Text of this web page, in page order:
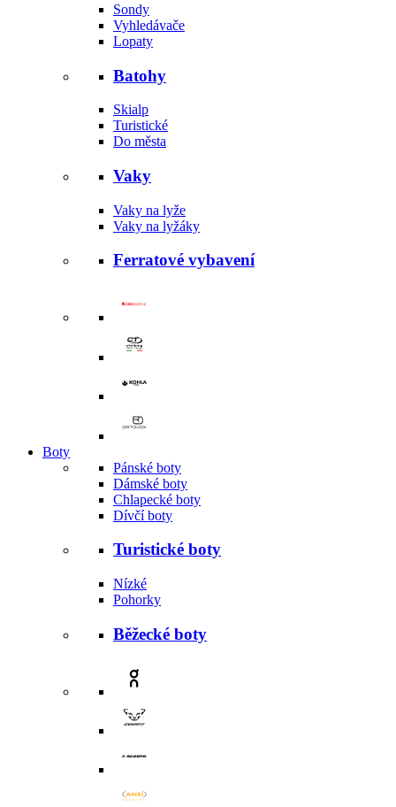
Sondy
Vyhledávače
Lopaty
Batohy
Skialp
Turistické
Do města
Vaky
Vaky na lyže
Vaky na lyžáky
Ferratové vybavení
Boty
Pánské boty
Dámské boty
Chlapecké boty
Dívčí boty
Turistické boty
Nízké
Pohorky
Běžecké boty